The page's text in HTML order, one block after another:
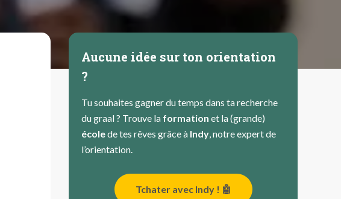
Aucune idée sur ton orientation
?
Tu souhaites gagner du temps dans ta recherche
du graal ? Trouve la formation et la (grande)
écolede tes rêves grâce à Indy, notre expert de
l’orientation.
Tchater avec Indy ! 🤖